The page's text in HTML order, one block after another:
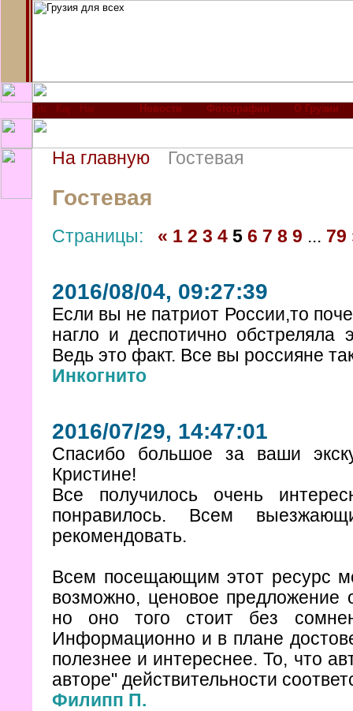
Новости Фотографии О Грузии
На главную Гостевая
Гостевая
Страницы: « 1 2 3 4 5 6 7 8 9 ... 79
2016/08/04, 09:27:39
Если вы не патриот России,то
нагло и деспотично обстреляла
Ведь это факт. Все вы россияне
Инкогнито
2016/07/29, 14:47:01
Спасибо большое за ваши
Кристине!
Все получилось очень
понравилось. Всем
рекомендовать.
Всем посещающим этот ресурс
возможно, ценовое
но оно того стоит без
Информационно и в плане
полезнее и интереснее. То, что
авторе" действительности
Филипп П.